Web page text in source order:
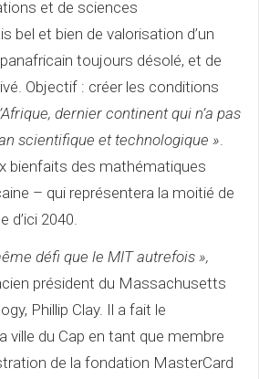
et de sciences
bel et bien de valorisation d’un
toujours désolé, et de
Objectif : créer les conditions
dernier continent qui n’a pas
scientifique et technologique ».
bienfaits des mathématiques
– qui représentera la moitié de
d’ici 2040.
défi que le MIT autrefois »,
président du Massachusetts
Phillip Clay. Il a fait le
ville du Cap en tant que membre
de la fondation MasterCard